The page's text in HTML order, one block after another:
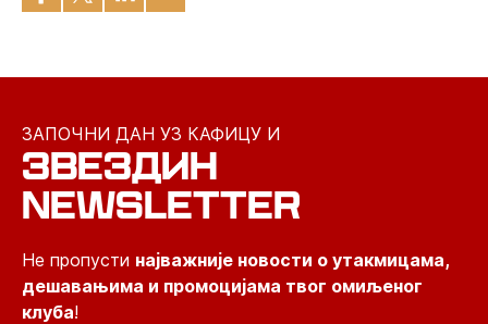
ЗАПОЧНИ ДАН УЗ КАФИЦУ И
ЗВЕЗДИН
NEWSLETTER
Не пропусти најважније новости о утакмицама,
дешавањима и промоцијама твог омиљеног
клуба!